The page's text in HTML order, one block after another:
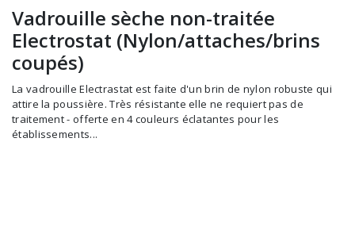
Alimentaire
Autres accessoires
Balais et porte-poussières
Bouteilles et vaporisateurs
Brosses et manches
Test de diagnostic
Thermomètre
Vêtements de sécurité
Vadrouille sèche non-traitée
Electrostat (Nylon/attaches/brins
coupés)
La vadrouille Electrastat est faite d'un brin de nylon robuste qui
attire la poussière. Très résistante elle ne requiert pas de
traitement - offerte en 4 couleurs éclatantes pour les
établissements...